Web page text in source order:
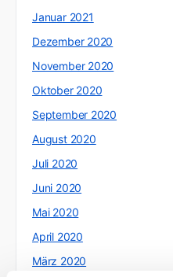
Januar 2021
Dezember 2020
November 2020
Oktober 2020
September 2020
August 2020
Juli 2020
Juni 2020
Mai 2020
April 2020
März 2020